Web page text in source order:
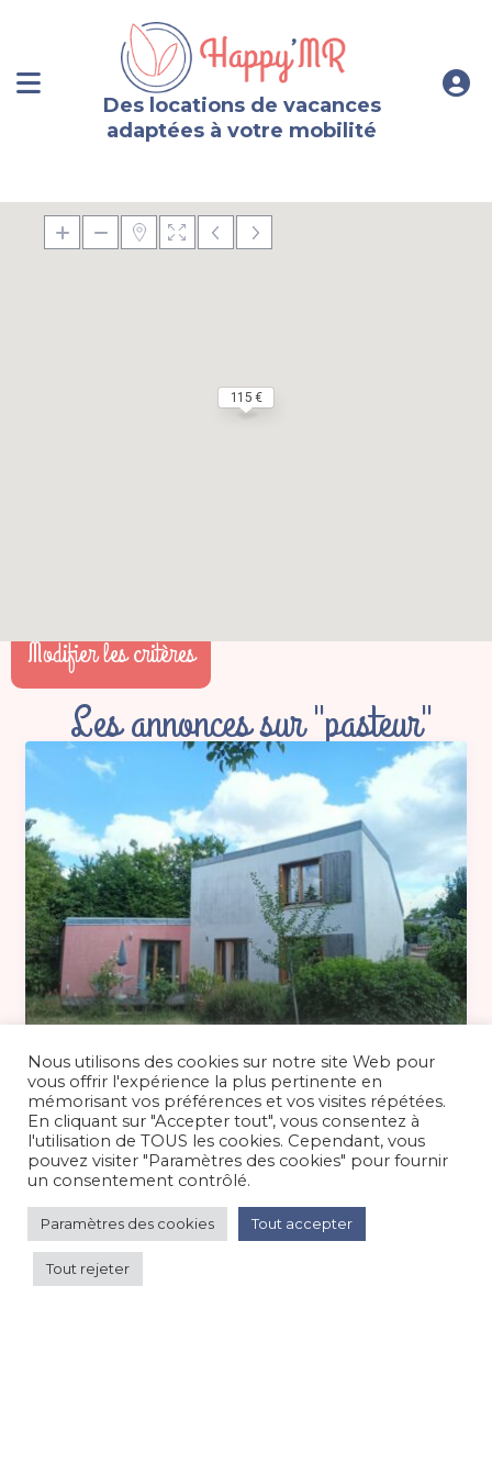
Des locations de vacances
adaptées à votre mobilité
115 €
Modifier les critères
Les annonces sur "pasteur"
115 €/nuit
le calme d’un jardin à proximité de
Paris
Maison/villa/chalet/gîte/Grande ville
Nous utilisons des cookies sur notre site Web pour
vous offrir l'expérience la plus pertinente en
mémorisant vos préférences et vos visites répétées.
En cliquant sur "Accepter tout", vous consentez à
l'utilisation de TOUS les cookies. Cependant, vous
pouvez visiter "Paramètres des cookies" pour fournir
un consentement contrôlé.
Paramètres des cookies Tout accepter
Tout rejeter